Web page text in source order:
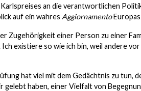
Karlspreises an die verantwortlichen
auf ein wahres AggiornamentoEuropas
Zugehörigkeit einer Person zu einer
existiere so wie ich bin, weil andere vor
hat viel mit dem Gedächtnis zu tun,
gelebt haben, einer Vielfalt von